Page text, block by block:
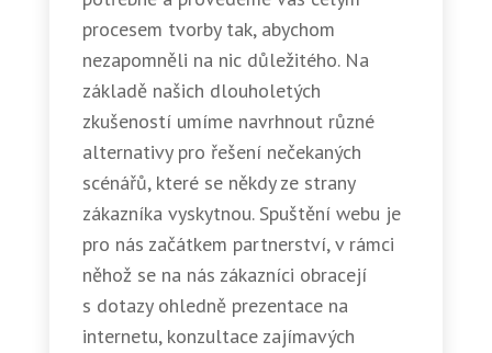
procesem tvorby tak, abychom
nezapomněli na nic důležitého. Na
základě našich dlouholetých
zkušeností umíme navrhnout různé
alternativy pro řešení nečekaných
scénářů, které se někdy ze strany
zákazníka vyskytnou. Spuštění webu je
pro nás začátkem partnerství, v rámci
něhož se na nás zákazníci obracejí
s dotazy ohledně prezentace na
internetu, konzultace zajímavých